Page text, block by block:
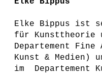
Elke Bippus ist
für Kunsttheorie
Departement Fine
Kunst & Medien)
im Departement